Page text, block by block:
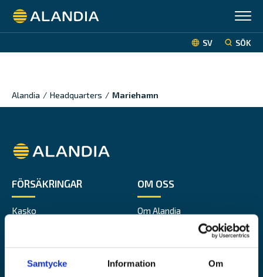
Samtycke Information Om
Alandia
SV SÖK
Alandia / Headquarters / Mariehamn
Alandia
FÖRSÄKRINGAR
Kasko
Skadeservice
OM OSS
Om Alandia
Juridisk information